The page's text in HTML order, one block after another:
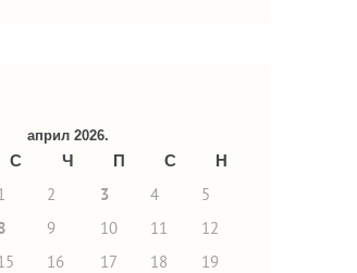
април 2026.
С Ч П С
Н
2 3 4
5
9 10 11
12
16 17 18
19